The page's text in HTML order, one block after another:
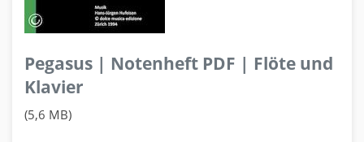
Pegasus | Notenheft PDF | Flöte und
Klavier
(5,6 MB)